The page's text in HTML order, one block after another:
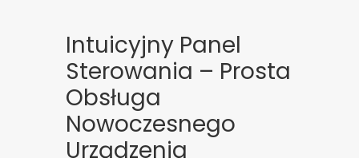
Intuicyjny Panel
Sterowania – Prosta
Obsługa
Nowoczesnego
Urządzenia